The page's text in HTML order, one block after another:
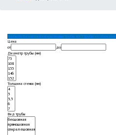
Трубы буБалки ШвеллерыУголкиТрубы НКТТрубы из обечайки
Цена
от
до
Диаметр трубы (мм)
Толщина стенки (мм)
Вид трубы